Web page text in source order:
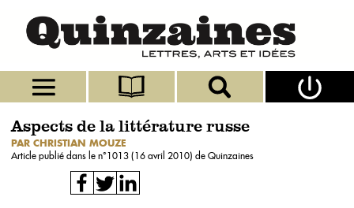
Aspects de la littérature russe
PAR CHRISTIAN MOUZE
Article publié dans le n°1013 (16 avril 2010) de Quinzaines